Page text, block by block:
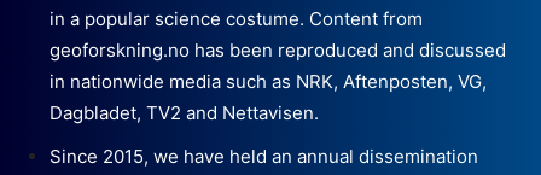
in a popular science costume. Content from
geoforskning.no has been reproduced and discussed
in nationwide media such as NRK, Aftenposten, VG,
Dagbladet, TV2 and Nettavisen.
Since 2015, we have held an annual dissemination